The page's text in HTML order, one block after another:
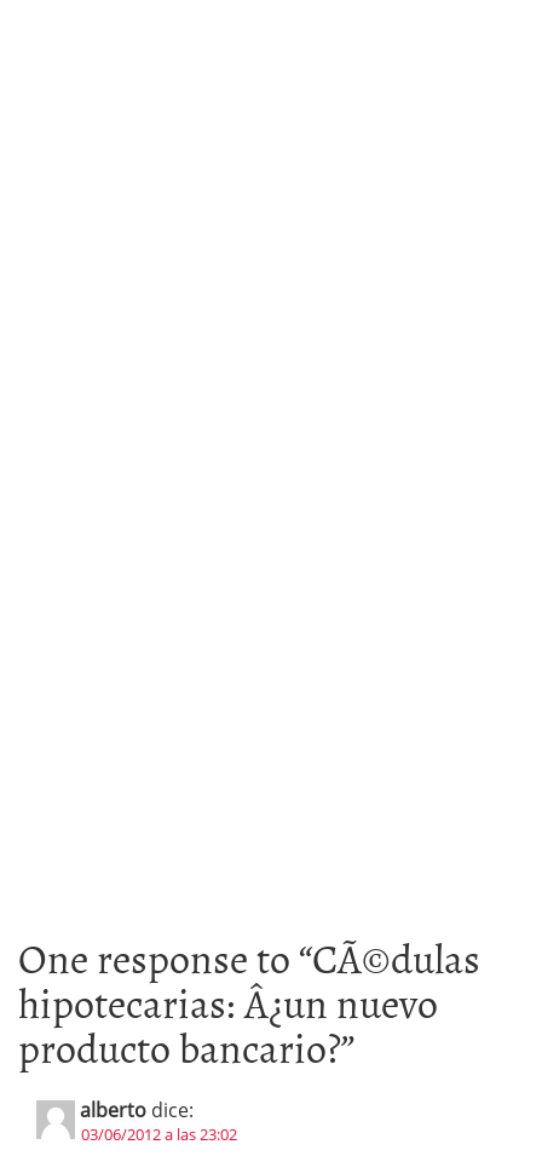
One response to “CÃ©dulas
hipotecarias: Â¿un nuevo
producto bancario?”
alberto dice:
03/06/2012 a las 23:02